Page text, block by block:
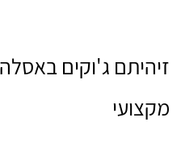
זיהיתם ג'וקים
מקצועי